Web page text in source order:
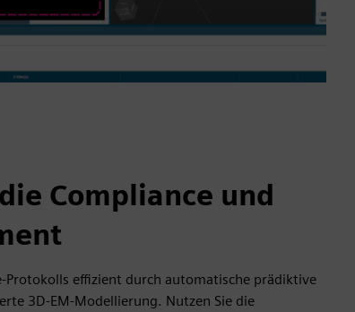
Compliance und
Protokolls effizient durch automatische prädiktive
3D-EM-Modellierung. Nutzen Sie die